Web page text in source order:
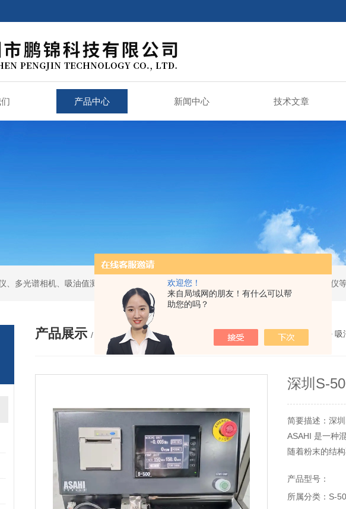
欢迎您！
来自局域网的朋友！有什么可以帮
助您的吗？
产品中心 新闻中心 技术文章
、多光谱相机、吸油值测试仪，求积仪，气象产品，管线探测仪，全站仪，经纬仪，水准仪
产品展示 / PRODUCTS 您的位置： 网站首页>产品展示 > 吸
深圳S-
简要描述：深
ASAHI 是一种
随着粉末的结
产品型号：
所属分类：S-